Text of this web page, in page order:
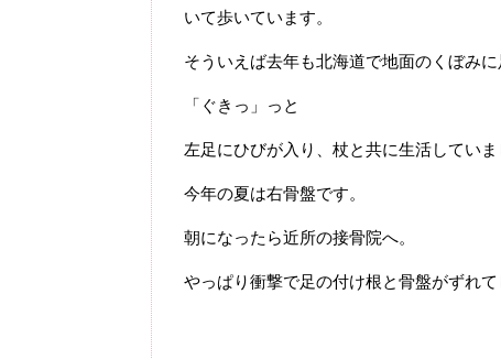
いて歩いています。
そういえば去年も北海道で地面のくぼみ
「ぐきっ」っと
左足にひびが入り、杖と共に生活していま
今年の夏は右骨盤です。
朝になったら近所の接骨院へ。
やっぱり衝撃で足の付け根と骨盤がずれて